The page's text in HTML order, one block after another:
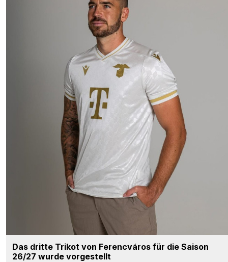
Das dritte Trikot von Ferencváros für die Saison
26/27 wurde vorgestellt